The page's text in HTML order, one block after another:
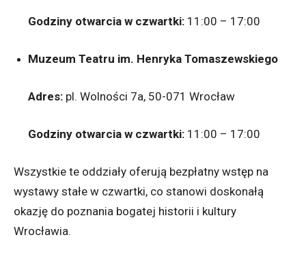
Godziny otwarcia w czwartki: 11:00 – 17:00
Muzeum Teatru im. Henryka Tomaszewskiego
Adres: pl. Wolności 7a, 50-071 Wrocław
Godziny otwarcia w czwartki: 11:00 – 17:00
Wszystkie te oddziały oferują bezpłatny wstęp na
wystawy stałe w czwartki, co stanowi doskonałą
okazję do poznania bogatej historii i kultury
Wrocławia.